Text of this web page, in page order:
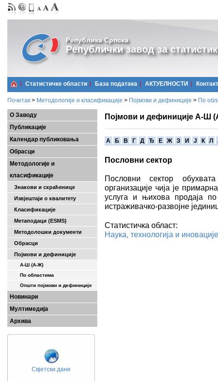
Република Српска
Републички завод за
Статистичке области Базa података АКТУЕЛНОСТИ Контакт
Почетак > Методологије и класификације > Појмови и дефиниције > По
О Заводу
Публикације
Календар публиковања
Обрасци
Методологије и
класификације
Знакови и скраћенице
Извјештаји о квалитету
Класификације
Метаподаци (ESMS)
Методолошки документи
Обрасци
Појмови и дефиниције
А-Ш (A-Ж)
По областима
Општи појмови и дефиниције
Новинари
Мултимедија
Архива
Свјетски дани
Појмови и дефиниције А-Ш
A Б В Г Д Ђ Е Ж З И Ј К Л
Пословни сектор
Пословни сектор
организације чија је
услуга и њихова продаја
истраживачко-развојне
Статистичка област:
Наука, технологија и иновације